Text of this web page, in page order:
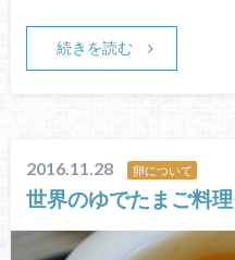
続きを読む
2016.11.28 卵について
世界のゆでたまご料